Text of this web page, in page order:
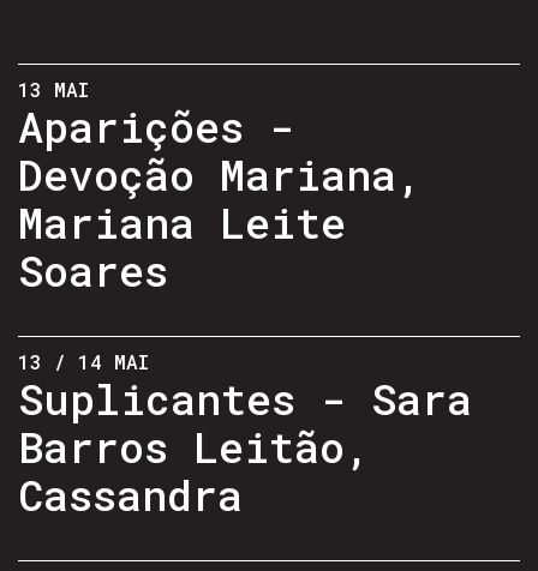
13 MAI
Aparições -
Devoção Mariana,
Mariana Leite
Soares
13 / 14 MAI
Suplicantes - Sara
Barros Leitão,
Cassandra